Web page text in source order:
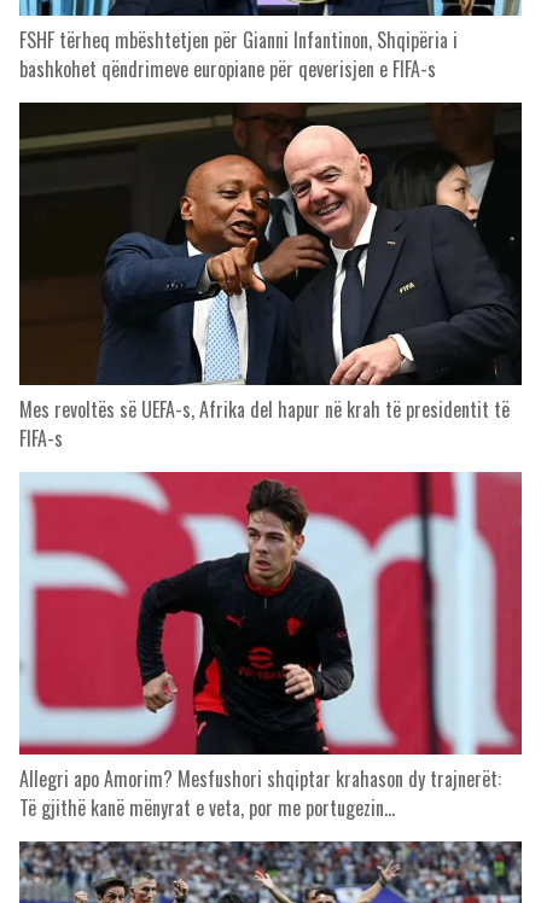
FSHF tërheq mbështetjen për Gianni Infantinon, Shqipëria i
bashkohet qëndrimeve europiane për qeverisjen e FIFA-s
Mes revoltës së UEFA-s, Afrika del hapur në krah të presidentit të
FIFA-s
Allegri apo Amorim? Mesfushori shqiptar krahason dy trajnerët:
Të gjithë kanë mënyrat e veta, por me portugezin…